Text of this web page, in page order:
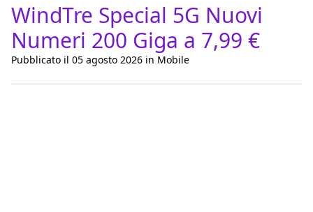
WindTre Special 5G Nuovi
Numeri 200 Giga a 7,99 €
Pubblicato il 05 agosto 2026 in Mobile